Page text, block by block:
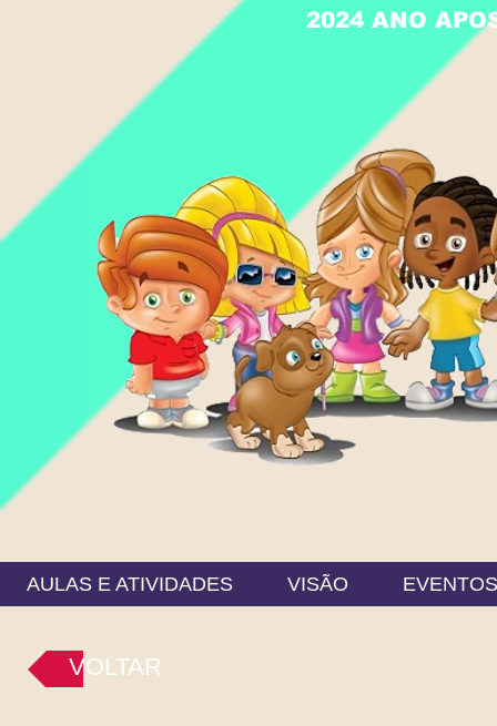
2024 ANO
AULAS E ATIVIDADES VISÃO EVENTOS
VOLTAR